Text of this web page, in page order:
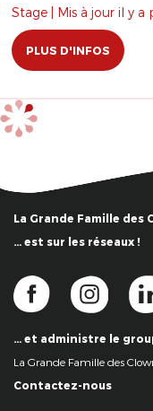
Stage | Mis à jour il y a
PLUS D'INFOS
La Grande Famille des
… est sur les réseaux !
… et administre le
La Grande Famille des
Contactez-nous